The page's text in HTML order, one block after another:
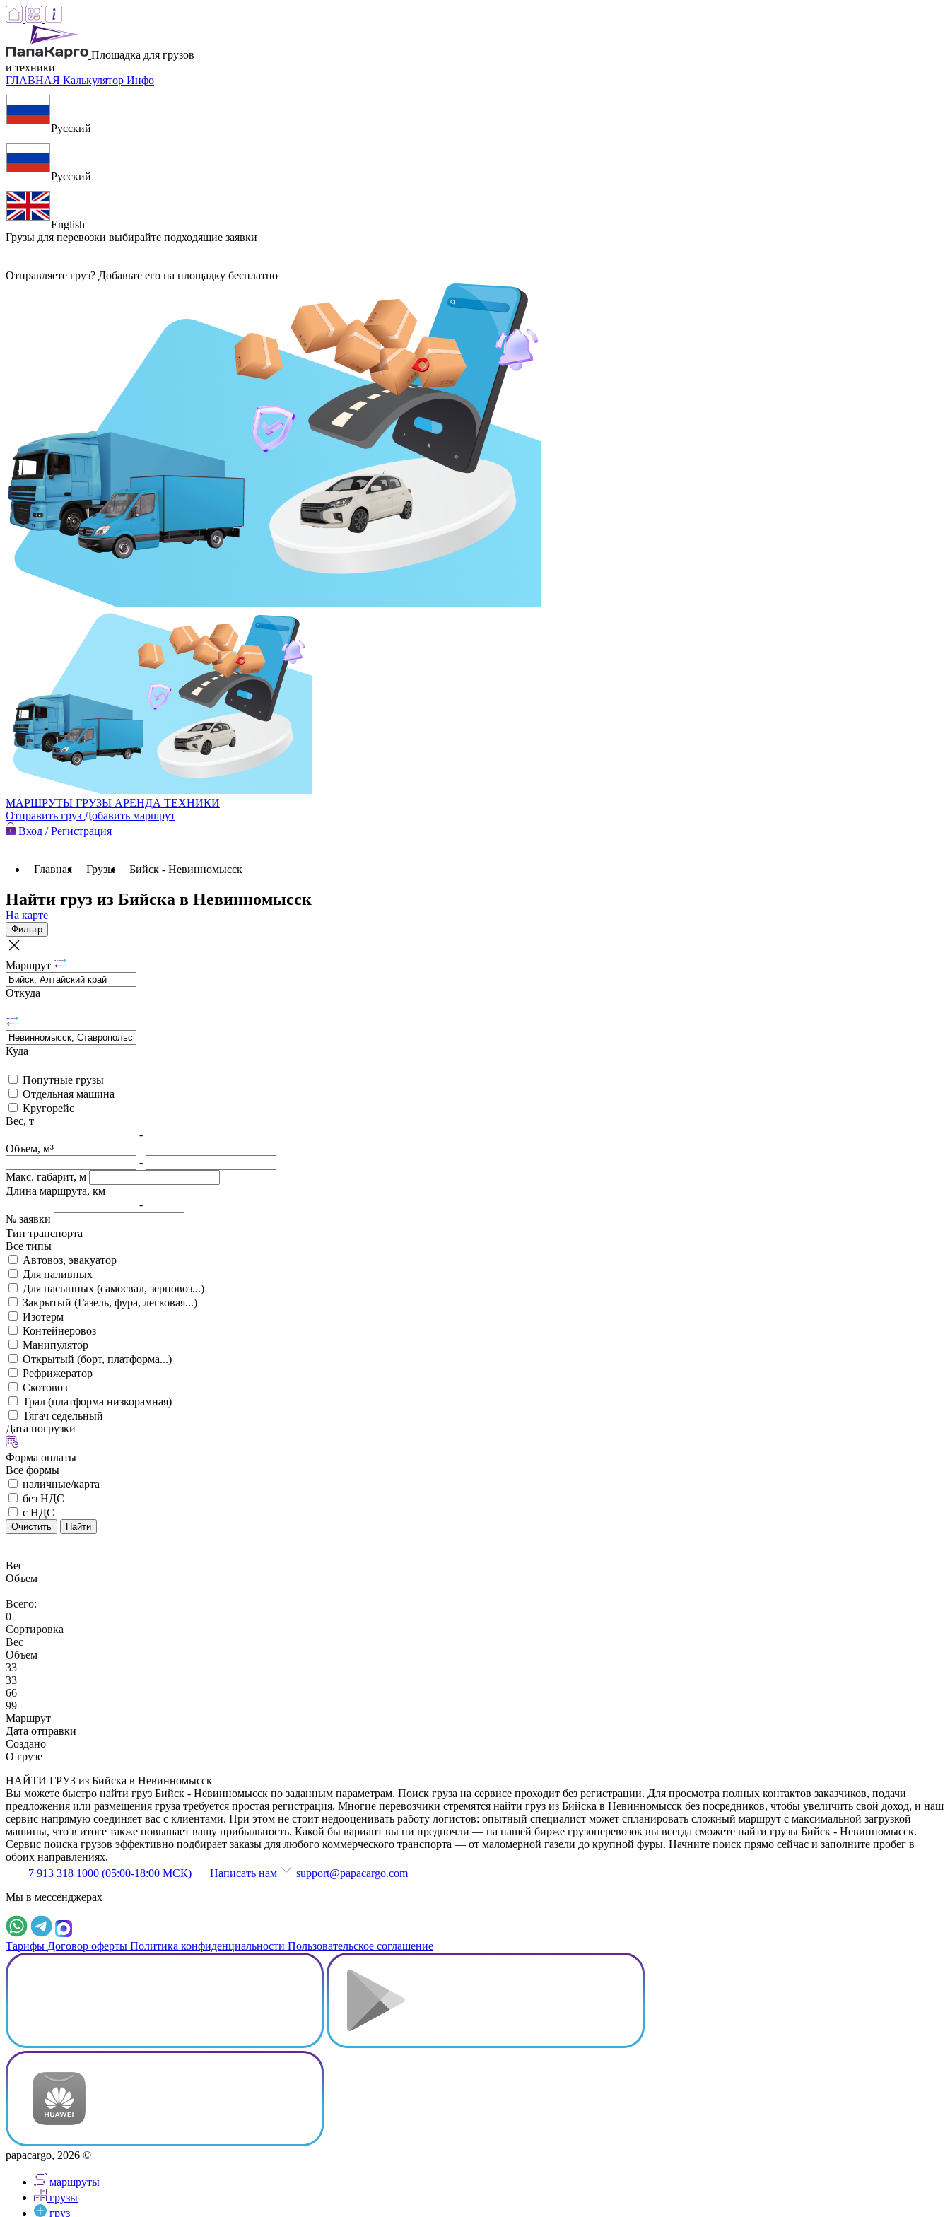
Площадка для грузов
и техники
ГЛАВНАЯ Калькулятор Инфо
Русский
Русский
English
Грузы для перевозки выбирайте подходящие заявки
Отправляете груз? Добавьте его на площадку бесплатно
МАРШРУТЫ ГРУЗЫ АРЕНДА ТЕХНИКИ
Отправить груз Добавить маршрут
Вход / Регистрация
Главная Грузы Бийск - Невинномысск
Найти груз из Бийска в Невинномысск
На карте
Фильтр
Маршрут
Откуда
Куда
Попутные грузы
Отдельная машина
Кругорейс
Вес, т
-
Объем, м³
-
Макс. габарит, м
Длина маршрута, км
-
№ заявки
Тип транспорта
Все типы
Автовоз, эвакуатор
Для наливных
Для насыпных (самосвал, зерновоз...)
Закрытый (Газель, фура, легковая...)
Изотерм
Контейнеровоз
Манипулятор
Открытый (борт, платформа...)
Рефрижератор
Скотовоз
Трал (платформа низкорамная)
Тягач седельный
Дата погрузки
Форма оплаты
Все формы
наличные/карта
без НДС
с НДС
Очистить Найти
Вес
Объем
Всего:
0
Сортировка
Вес
Объем
33
33
66
99
Маршрут
Дата отправки
Создано
О грузе
НАЙТИ ГРУЗ из Бийска в Невинномысск
Вы можете быстро найти груз Бийск - Невинномысск по заданным параметрам. Поиск груза на сервисе проходит без регистрации. Для просмотра полных контактов заказчиков, подачи
предложения или размещения груза требуется простая регистрация. Многие перевозчики стремятся найти груз из Бийска в Невинномысск без посредников, чтобы увеличить свой доход, и наш
сервис напрямую соединяет вас с клиентами. При этом не стоит недооценивать работу логистов: опытный специалист может спланировать сложный маршрут с максимальной загрузкой
машины, что в итоге также повышает вашу прибыльность. Какой бы вариант вы ни предпочли — на нашей бирже грузоперевозок вы всегда сможете найти грузы Бийск - Невинномысск.
Сервис поиска грузов эффективно подбирает заказы для любого коммерческого транспорта — от маломерной газели до крупной фуры. Начните поиск прямо сейчас и заполните пробег в
обоих направлениях.
+7 913 318 1000 (05:00-18:00 МСК)
Написать нам
support@papacargo.com
Мы в мессенджерах
Тарифы Договор оферты Политика конфиденциальности Пользовательское соглашение
papacargo, 2026 ©
маршруты
грузы
груз